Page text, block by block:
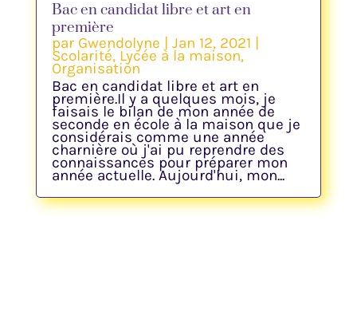
Bac en candidat libre et art en
première
par Gwendolyne Jan 12, 2021
Scolarité, Lycée à la maison,
Organisation
Bac en candidat libre et art en
première.Il y a quelques mois, je
faisais le bilan de mon année de
seconde en école à la maison que je
considérais comme une année
charnière où j'ai pu reprendre des
connaissances pour préparer mon
année actuelle. Aujourd'hui, mon...